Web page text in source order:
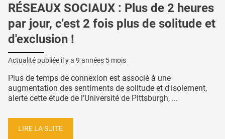
RÉSEAUX SOCIAUX : Plus de 2 heures
par jour, c'est 2 fois plus de solitude et
d'exclusion !
Actualité publiée il y a 9 années 5 mois
Plus de temps de connexion est associé à une
augmentation des sentiments de solitude et d'isolement,
alerte cette étude de l’Université de Pittsburgh, ...
LIRE LA SUITE